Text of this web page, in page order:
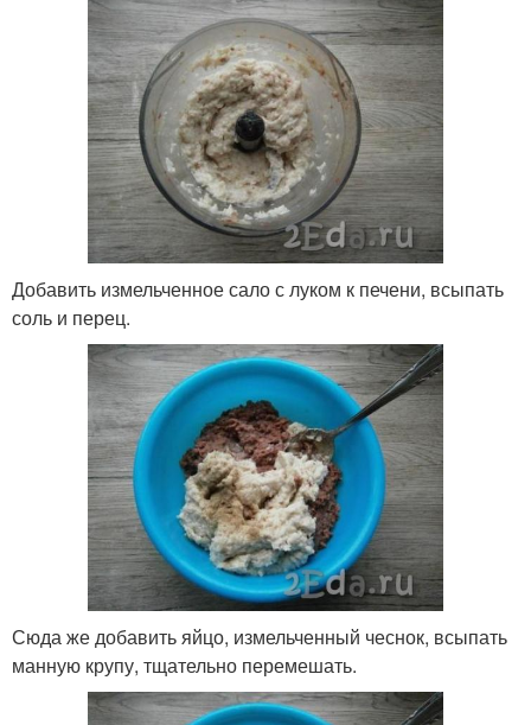
Добавить измельченное сало с луком к печени, всыпать
соль и перец.
Сюда же добавить яйцо, измельченный чеснок, всыпать
манную крупу, тщательно перемешать.